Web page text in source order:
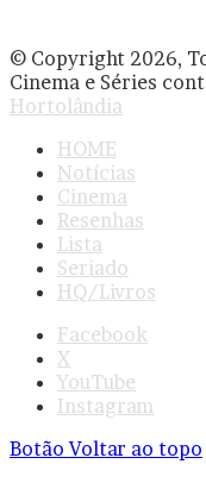
© Copyright 2026,
Cinema e Séries
Hortolândia
HOME
Notícias
Cinema
Resenhas
Lista
Seriado
HQ/Livros
Facebook
X
YouTube
Instagram
Botão Voltar ao topo